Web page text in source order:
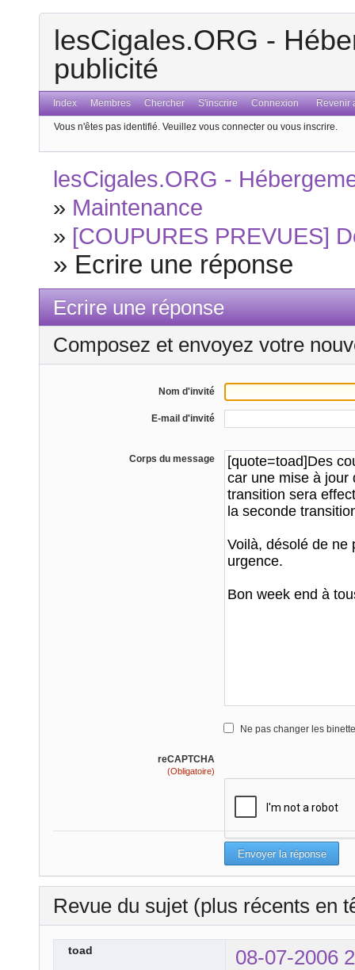
lesCigales.ORG -
publicité
Index Membres Chercher S'inscrire Connexion Revenir
Vous n'êtes pas identifié. Veuillez vous connecter ou vous inscrire.
lesCigales.ORG -
» Maintenance
» [COUPURES PREVUES]
» Ecrire une réponse
Ecrire une réponse
Composez et envoyez votre
Nom d'invité
E-mail d'invité
Corps du message
Ne pas changer les
reCAPTCHA
(Obligatoire)
Revue du sujet (plus récents en
toad 08-07-2006